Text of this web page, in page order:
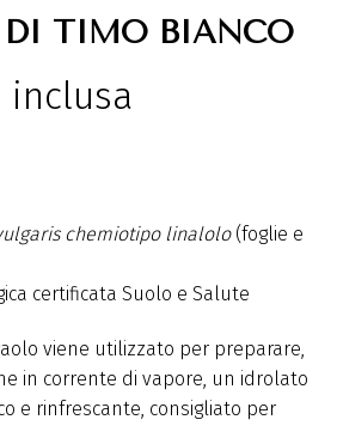
DI TIMO BIANCO
inclusa
chemiotipo linalolo (foglie e
certificata Suolo e Salute
viene utilizzato per preparare,
in corrente di vapore, un idrolato
e rinfrescante, consigliato per